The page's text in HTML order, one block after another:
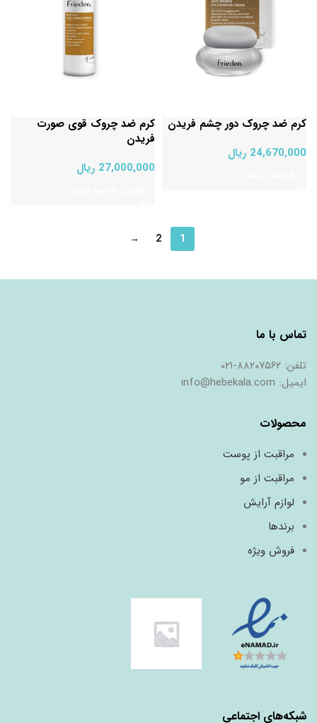
کرم ضد چروک دور چشم فریدن
24,670,000 ریال
کرم ضد چروک قوی صورت
فریدن
27,000,000 ریال
1
2
→
شبکه‌های اجتماعی
محصولات
مراقبت از پوست
مراقبت از مو
لوازم آرایش
برندها
فروش ویژه
ﺗﻤﺎس ﺑﺎ ﻣﺎ
ﺗﻠﻔﻦ: ٨٨٢٠٧٥٦٢-٠٢١
اﯾﻤﯿﻞ: info@hebekala.com